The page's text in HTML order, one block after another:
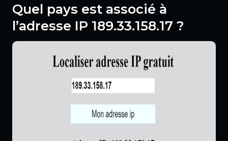
Quel pays est associé à
l’adresse IP 189.33.158.17 ?